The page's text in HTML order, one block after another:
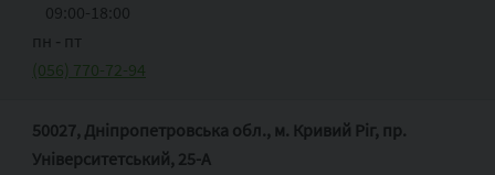
09:00-18:00
пн ‑ пт
(056) 770-72-94
50027, Дніпропетровська обл., м. Кривий Ріг, пр.
Університетський, 25-А